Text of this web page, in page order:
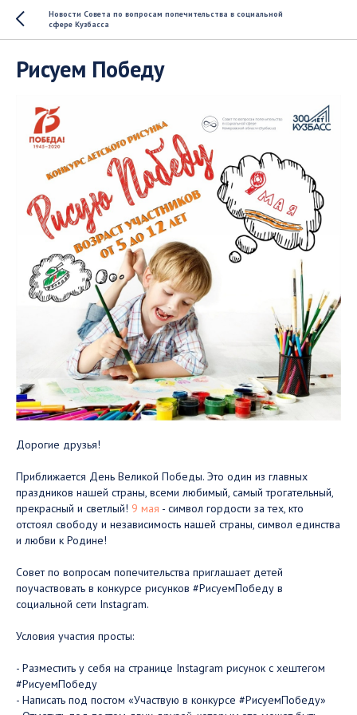
Новости Совета по вопросам попечительства в социальной
сфере Кузбасса
Рисуем Победу
Дорогие друзья!
Приближается День Великой Победы. Это один из главных
праздников нашей страны, всеми любимый, самый трогательный,
прекрасный и светлый! 9 мая - символ гордости за тех, кто
отстоял свободу и независимость нашей страны, символ единства
и любви к Родине!
Совет по вопросам попечительства приглашает детей
поучаствовать в конкурсе рисунков #РисуемПобеду в
социальной сети Instagram.
Условия участия просты:
- Разместить у себя на странице Instagram рисунок с хештегом
#РисуемПобеду
- Написать под постом «Участвую в конкурсе #РисуемПобеду»